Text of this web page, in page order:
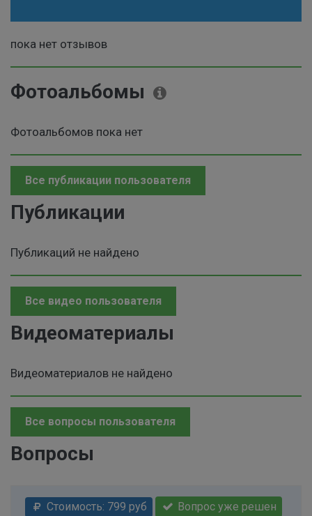
пока нет отзывов
Фотоальбомы
Фотоальбомов пока нет
Все публикации пользователя
Публикации
Публикаций не найдено
Все видео пользователя
Видеоматериалы
Видеоматериалов не найдено
Все вопросы пользователя
Вопросы
Стоимость: 799 руб
Вопрос уже решен